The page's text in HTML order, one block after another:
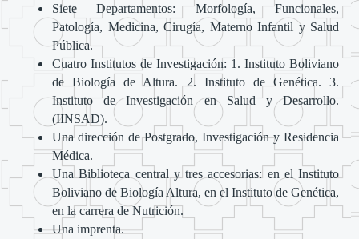
Siete Departamentos: Morfología, Funcionales,
Patología, Medicina, Cirugía, Materno Infantil y Salud
Pública.
Cuatro Institutos de Investigación: 1. Instituto Boliviano
de Biología de Altura. 2. Instituto de Genética. 3.
Instituto de Investigación en Salud y Desarrollo.
(IINSAD).
Una dirección de Postgrado, Investigación y Residencia
Médica.
Una Biblioteca central y tres accesorias: en el Instituto
Boliviano de Biología Altura, en el Instituto de Genética,
en la carrera de Nutrición.
Una imprenta.